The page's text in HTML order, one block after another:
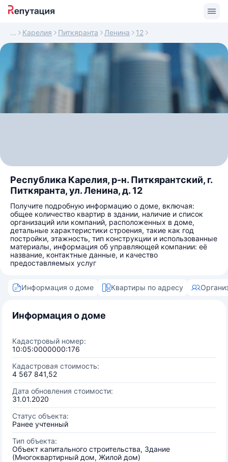
Карелия Питкяранта Ленина 12
Республика Карелия, р-н. Питкярантский, г.
Питкяранта, ул. Ленина, д. 12
Получите подробную информацию о доме, включая:
общее количество квартир в здании, наличие и список
организаций или компаний, расположенных в доме,
детальные характеристики строения, такие как год
постройки, этажность, тип конструкции и использованные
материалы, информация об управляющей компании: её
название, контактные данные, и качество
предоставляемых услуг
Информация о доме Квартиры по адресу
Информация о доме
Кадастровый номер:
10:05:0000000:176
Кадастровая стоимость:
4 567 841,52
Дата обновления стоимости:
31.01.2020
Статус объекта:
Ранее учтенный
Тип объекта:
Объект капитального строительства, Здание
(Многоквартирный дом, Жилой дом)